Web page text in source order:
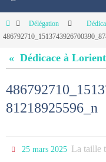
HomeDélégation
« Dédicace à
81218925596_n
25 mars 2025 La taille